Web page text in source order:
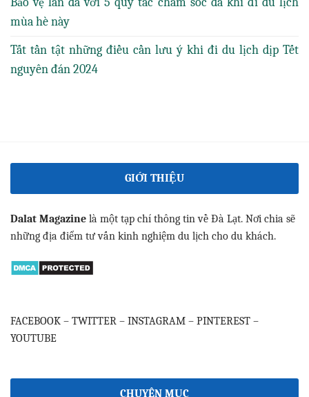
mùa hè này
Tất tần tật những điều cần lưu ý khi đi du lịch dịp Tết
nguyên đán 2024
GIỚI THIỆU
Dalat Magazine là một tạp chí thông tin về Đà Lạt. Nơi chia sẽ
những địa điểm tư vấn kinh nghiệm du lịch cho du khách.
FACEBOOK – TWITTER – INSTAGRAM – PINTEREST –
YOUTUBE
CHUYÊN MỤC